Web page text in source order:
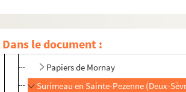
Dans le document :
La Braconnière en Dompierre
La Brandannière en Cezais (Vendée)
La Restelière en Le Poiré-sur-Vie
Papiers de Mornay
Surimeau en Sainte-Pezenne (Deux-